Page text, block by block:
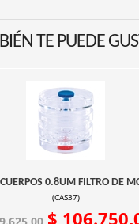
TE PUEDE
0.8UM FILTRO DE
(CAS37)
$